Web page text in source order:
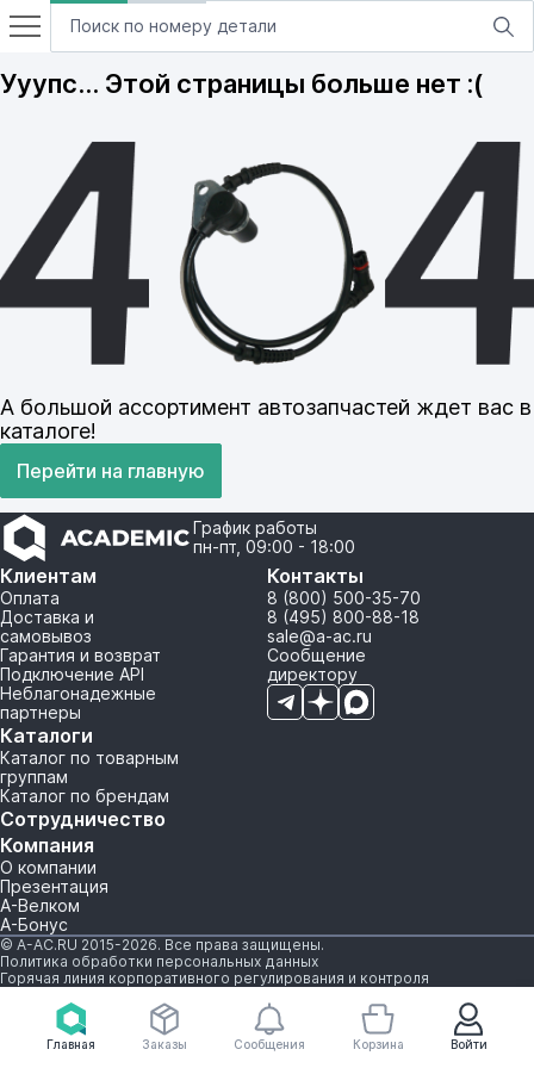
Главная Войти
Заказы Сообщения Корзина
Ууупс… Этой страницы больше нет :(
А большой ассортимент автозапчастей ждет вас в
каталоге!
Перейти на главную
График работы
пн-пт, 09:00 - 18:00
Клиентам
Оплата
Доставка и
самовывоз
Гарантия и возврат
Подключение API
Неблагонадежные
партнеры
Каталоги
Каталог по товарным
группам
Каталог по брендам
Сотрудничество
Компания
О компании
Презентация
А-Велком
А-Бонус
Контакты
8 (800) 500-35-70
8 (495) 800-88-18
sale@a-ac.ru
Сообщение
директору
© A-AC.RU 2015-2026. Все права защищены.
Политика обработки персональных данных
Горячая линия корпоративного регулирования и контроля